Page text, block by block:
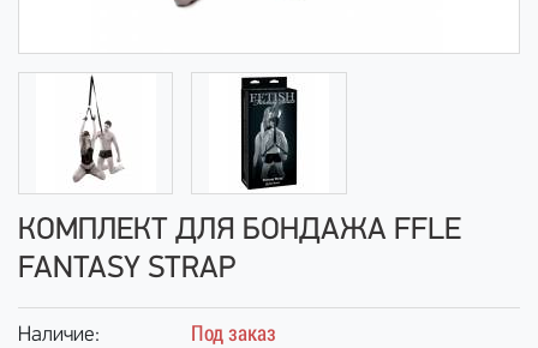
КОМПЛЕКТ ДЛЯ БОНДАЖА FFLE
FANTASY STRAP
Наличие: Под заказ